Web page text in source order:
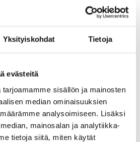
Yksityiskohdat Tietoja
evästeitä
sisällön ja mainosten
median ominaisuuksien
analysoimiseen. Lisäksi
mainosalan ja analytiikka-
tietoja siitä, miten käytät
kotihoidossa palkallisen ja
ja lounastauoista
palkatonta ylityötä teki
jonka myös ylityö- ja
Paavola kertoo. –
ja niiden avulla
Tilanne ei tietenkään saisi